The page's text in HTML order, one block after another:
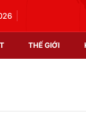
THẾ GIỚI